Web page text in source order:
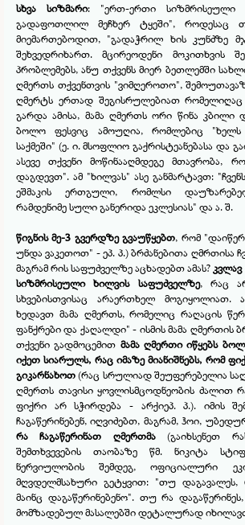
სხვა სიზმარი: "ერთ-ერთი სიზმრისეული
გადაფოთლილ მეჩხერ ტყეში", როდესაც
მიემართებოდით, "გადაჭრილ ხის კუნძზე
შეხვედრიხართ. მცირეოდენი მოკითხვის
პრობლემებს, ანუ თქვენს მიერ ბეთლემში
ღმერთს თქვენთვის "ვიმღეროთო",
ღმერტს ერთად შეგისრულებიათ
გარდა ამისა, მამა ღმერთს ორი წინა კბილი
ბოლო ფესვიც ამოუღია, რომლებიც "ხელს
საქმეში" (ე. ი. მსოფლიო გაქრისტეანებასა და
ასევე თქვენი მოწინააღმდეგე მთავრობა,
დაგდევთ". ამ "ხილვას" ასე განმარტავთ:
ეშმაკის ერთგული, რომლსი
რამდენიმე სული განერიდა ეკლესიას" და ა. შ.
წიგნის მე-3 გვერდზე გვაუწყებთ, რომ
უნდა ვაკეთოთ" -ეპ. პ.) ბრძანებითა ღმრთისა
მაგრამ რის საფუძველზე აცხადებთ ამას?
სიზმრისეული ხილვის საფუძველზე, რაც
სხვებისთვისაც არაერთხელ მოგიყოლიათ.
ხედავთ მამა ღმერთს, რომელიც რაღაცის
ფანქრები და ქაღალდი" - ისმის მამა ღმერთის
თქვენი გადმოცემით მამა ღმერთი იწყებს
იქეთ სიარულს, რაც იმაზე მიანიშნებს, რომ
გიკარნახოთ(რაც სრულიად შეუფერებელია
ღმერთს თავისი ყოვლისმცოდნეობის ძალით
ფიქრი არ სჭირდება - არქიეპ. პ.). იმის
ჩაგაწერინებენ, იღვიძებთ, მაგრამ, ჰოი,
რა ჩაგაწერინათ ღმერთმა
(გაიხსენეთ
შემთხვევების თაობაზე წმ. ნიკიტა
ნერვიულობის შემდეგ, ოფიციალური
მღვდელმსახური გეტყვით: "თუ დაგავალეს,
მაინც დაგაწერინებენო". თუ რა
მომზადებულ მასალებში დეტალურად